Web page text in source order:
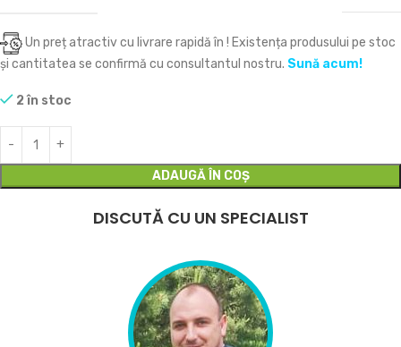
Un preț atractiv cu livrare rapidă în ! Existența produsului pe stoc
și cantitatea se confirmă cu consultantul nostru. Sună acum!
2 în stoc
ADAUGĂ ÎN COȘ
DISCUTĂ CU UN SPECIALIST